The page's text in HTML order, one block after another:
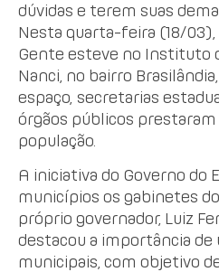
dúvidas e terem suas
Nesta quarta-feira (18/03),
Gente esteve no Instituto
Nanci, no bairro
espaço, secretarias
órgãos públicos
população.
A iniciativa do Governo do
municípios os gabinetes
próprio governador, Luiz
destacou a importância de
municipais, com objetivo